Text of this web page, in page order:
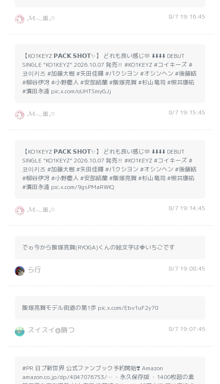
𝓜𓂃🎀𓈒𓏸 8/7 19:16:45
【KO1KEYZ 𝗣𝗔𝗖𝗞 𝗦𝗛𝗢𝗧✨️】 どれも良い感じ🫶 ⬇️⬇️⬇️⬇️ DEBUT
SINGLE "KO1KEYZ" 2026.10.07 発売‼️ #KO1KEYZ #コイキーズ #
코이키즈 #加藤大樹 #矢田佳暉 #パクシヨン #オシンヘン #後藤結
#柳谷伊冴 #小野慶人 #安部結蘭 #飯塚亮賀 #杉山竜司 #照井康祐
#濱田永遠 pic.x.com/oUHTSmyGJj
𝓜𓂃🎀𓈒𓏸 8/7 19:15:45
【KO1KEYZ 𝗣𝗔𝗖𝗞 𝗦𝗛𝗢𝗧✨️】 どれも良い感じ🫶 ⬇️⬇️⬇️⬇️ DEBUT
SINGLE "KO1KEYZ" 2026.10.07 発売‼️ #KO1KEYZ #コイキーズ #
코이키즈 #加藤大樹 #矢田佳暉 #パクシヨン #オシンヘン #後藤結
#柳谷伊冴 #小野慶人 #安部結蘭 #飯塚亮賀 #杉山竜司 #照井康祐
#濱田永遠 pic.x.com/9gsPMaRWlQ
𝓜𓂃🎀𓈒𓏸 8/7 19:14:45
でゎ今から飯塚亮賀(RYOGA)くんの絵文字は🍓いちごです
ら行 8/7 19:08:45
飯塚亮賀モデル街道の第1歩 pic.x.com/Ebv1uF2y70
スイスイ@勝つ 8/7 19:07:45
#PR 日プ新世界 公式ファンブック予約開始❣️ Amazon
amazon.co.jp/dp/4847076753/… ・永久保存版 ・1400枚超の素